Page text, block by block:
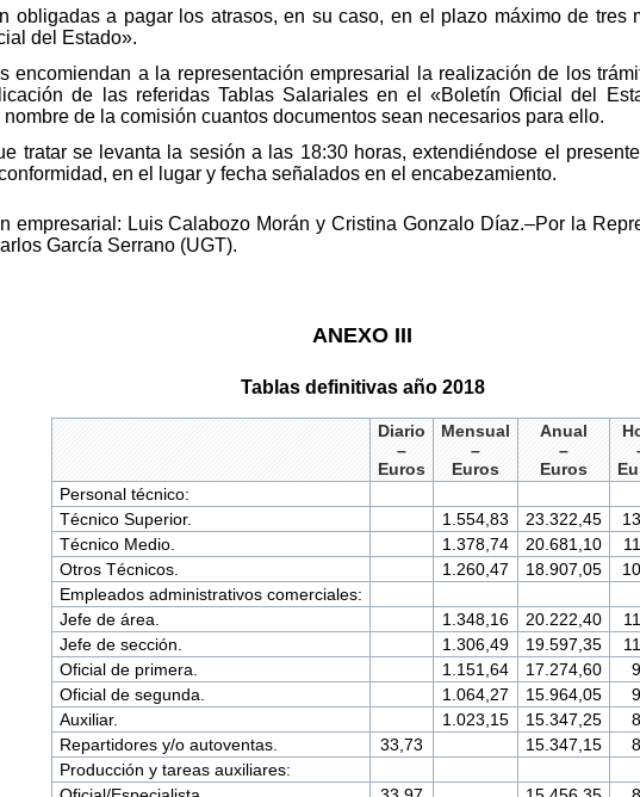
obligadas a pagar los atrasos, en su caso, en el plazo máximo de
del Estado».
encomiendan a la representación empresarial la realización de los
de las referidas Tablas Salariales en el «Boletín Oficial del
de la comisión cuantos documentos sean necesarios para ello.
tratar se levanta la sesión a las 18:30 horas, extendiéndose el
en el lugar y fecha señalados en el encabezamiento.
empresarial: Luis Calabozo Morán y Cristina Gonzalo Díaz.–Por la
García Serrano (UGT).
ANEXO III
Tablas definitivas año 2018
Diario
–
Euros
Mensual
–
Euros
Anual
–
Euros
Personal técnico:
Técnico Superior.
1.554,83 23.322,45
Técnico Medio.
1.378,74 20.681,10
Otros Técnicos.
1.260,47 18.907,05
Empleados administrativos comerciales:
Jefe de área.
1.348,16 20.222,40
Jefe de sección.
1.306,49 19.597,35
Oficial de primera.
1.151,64 17.274,60
Oficial de segunda.
1.064,27 15.964,05
Auxiliar.
1.023,15 15.347,25
Repartidores y/o autoventas.
33,73 15.347,15
Producción y tareas auxiliares: